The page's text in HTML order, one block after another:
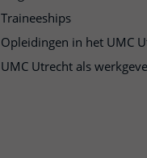
Traineeships
Opleidingen in het UMC
UMC Utrecht als